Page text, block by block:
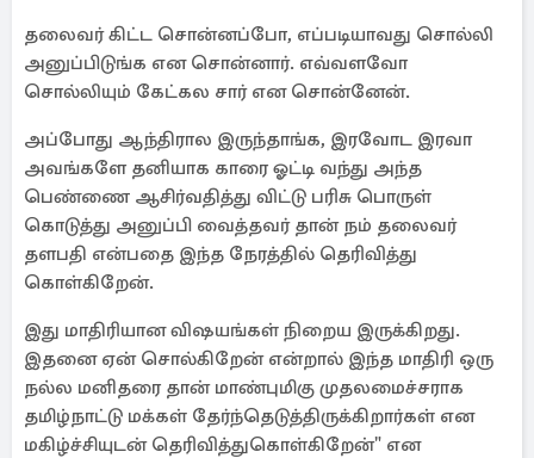
தலைவர் கிட்ட சொன்னப்போ, எப்படியாவது சொல்லி
அனுப்பிடுங்க என சொன்னார். எவ்வளவோ
சொல்லியும் கேட்கல சார் என சொன்னேன்.
அப்போது ஆந்திரால இருந்தாங்க, இரவோட இரவா
அவங்களே தனியாக காரை ஓட்டி வந்து அந்த
பெண்ணை ஆசிர்வதித்து விட்டு பரிசு பொருள்
கொடுத்து அனுப்பி வைத்தவர் தான் நம் தலைவர்
தளபதி என்பதை இந்த நேரத்தில் தெரிவித்து
கொள்கிறேன்.
இது மாதிரியான விஷயங்கள் நிறைய இருக்கிறது.
இதனை ஏன் சொல்கிறேன் என்றால் இந்த மாதிரி ஒரு
நல்ல மனிதரை தான் மாண்புமிகு முதலமைச்சராக
தமிழ்நாட்டு மக்கள் தேர்ந்தெடுத்திருக்கிறார்கள் என
மகிழ்ச்சியுடன் தெரிவித்துகொள்கிறேன்" என